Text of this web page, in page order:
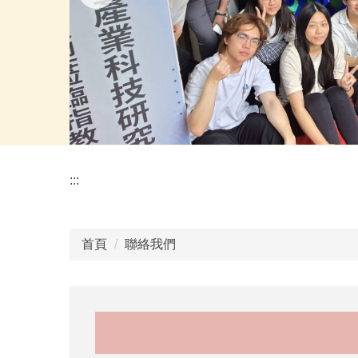
:::
首頁 聯絡我們